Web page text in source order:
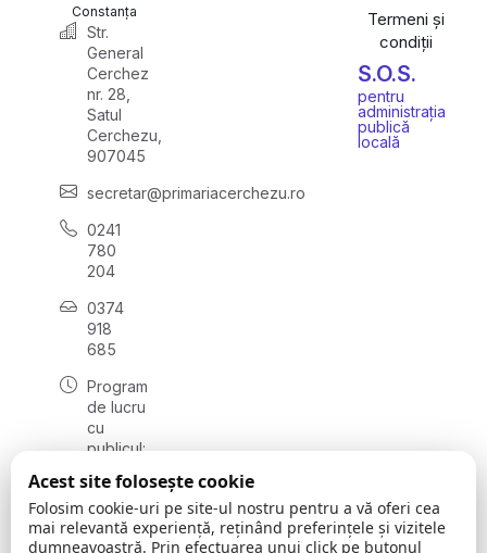
Constanța
Str.
General
Cerchez
nr. 28,
Satul
Cerchezu,
907045
secretar@primariacerchezu.ro
0241
780
204
0374
918
685
Program
de lucru
cu
publicul:
08:00 -
16:30
, vineri:
Termeni și
condiții
S.O.S.
pentru
administrația
publică
locală
Acest site folosește cookie
Folosim cookie-uri pe site-ul nostru pentru a vă oferi cea
mai relevantă experiență, reținând preferințele și vizitele
dumneavoastră. Prin efectuarea unui click pe butonul